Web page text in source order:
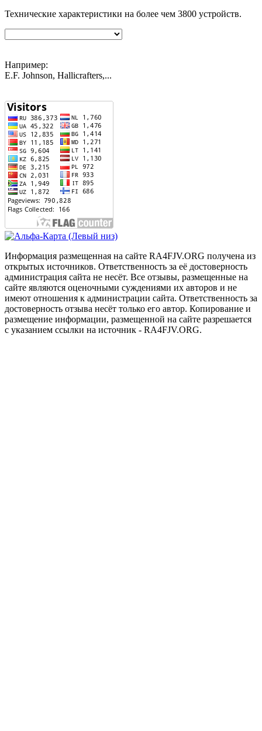
Технические характеристики на более чем 3800 устройств.
Например:
E.F. Johnson, Hallicrafters,...
Информация размещенная на сайте RA4FJV.ORG получена из
открытых источников. Ответственность за её достоверность
администрация сайта не несёт. Все отзывы, размещенные на
сайте являются оценочными суждениями их авторов и не
имеют отношения к администрации сайта. Ответственность за
достоверность отзыва несёт только его автор. Копирование и
размещение информации, размещенной на сайте разрешается
с указанием ссылки на источник - RA4FJV.ORG.